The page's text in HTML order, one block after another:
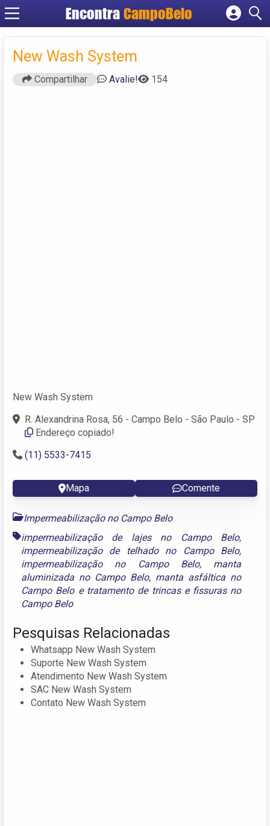
EncontraCampoBelo
Cadastrar empresa
Criar conta
New Wash System
Compartilhar Avalie! 154
New Wash System
R. Alexandrina Rosa, 56 - Campo Belo - São Paulo - SP
Endereço copiado!
(11) 5533-7415
Mapa Comente
Impermeabilização no Campo Belo
impermeabilização de lajes no Campo Belo,
impermeabilização de telhado no Campo Belo,
impermeabilização no Campo Belo, manta
aluminizada no Campo Belo, manta asfáltica no
Campo Beloe tratamento de trincas e fissuras no
Campo Belo
Pesquisas Relacionadas
Whatsapp New Wash System
Suporte New Wash System
Atendimento New Wash System
SAC New Wash System
Contato New Wash System